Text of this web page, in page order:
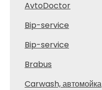
AvtoDoctor
Bip-service
Bip-service
Brabus
Carwash, автомойка